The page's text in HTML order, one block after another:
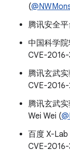
(
腾讯安全
中国科学院
CVE-2016-
腾讯玄武实
CVE-
腾讯玄武实
Wei Wei (
百度 X-Lab
CVE-